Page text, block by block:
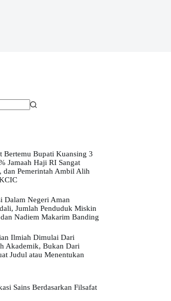
Bertemu Bupati Kuansing 3
Jamaah Haji RI Sangat
dan Pemerintah Ambil Alih
Dalam Negeri Aman
Jumlah Penduduk Miskin
Nadiem Makarim Banding
Ilmiah Dimulai Dari
Akademik, Bukan Dari
Judul atau Menentukan
Sains Berdasarkan Filsafat